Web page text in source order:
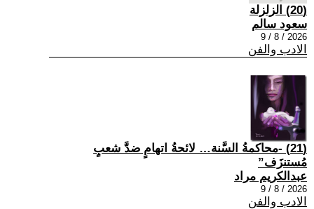
(20) الزلزلة
سعود سالم
2026 / 8 / 9
الادب والفن
(21) -محاكمةُ السَّنة… لائحةُ اتهامٍ ضدَّ شعبٍ
مُستنزَف”
عبدالكريم مراد
2026 / 8 / 9
الادب والفن